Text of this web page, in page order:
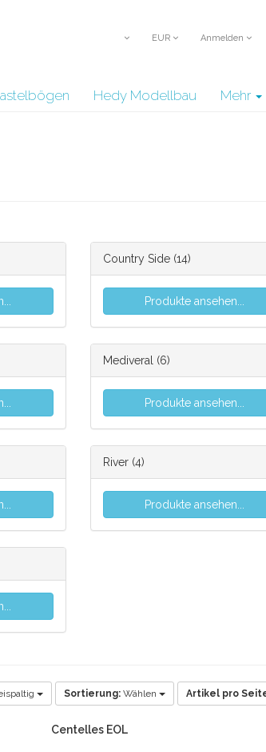
EUR Anmelden
Hedy Modellbau Mehr
Country Side(14)
Produkte ansehen...
Mediveral (6)
Produkte ansehen...
River(4)
Produkte ansehen...
Sortierung: Wählen Artikel pro
Centelles EOL